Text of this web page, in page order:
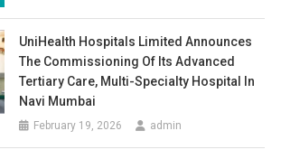
UniHealth Hospitals Limited Announces
The Commissioning Of Its Advanced
Tertiary Care, Multi-Specialty Hospital In
Navi Mumbai
February 19, 2026 admin